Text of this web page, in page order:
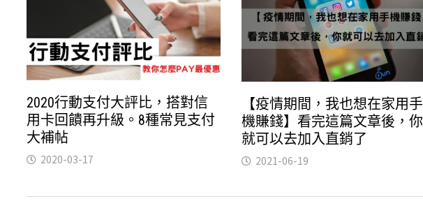
2020行動支付大評比，搭對信
用卡回饋再升級。8種常見支付
大補帖
2020-03-17
【疫情期間，我也想在家用手
機賺錢】看完這篇文章後，你
就可以去加入直銷了
2021-06-19